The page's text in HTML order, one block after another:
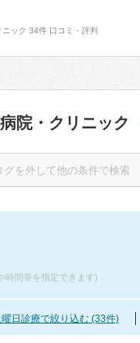
ック 34件 口コミ・評判
院・クリニック
時間帯を指定できます)
日診療で絞り込む (33件)